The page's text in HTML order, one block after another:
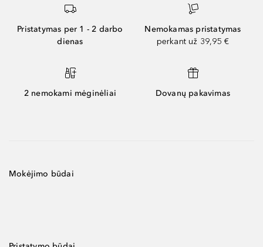
Pristatymas per 1 - 2 darbo
dienas
Nemokamas pristatymas
perkant už 39,95 €
2 nemokami mėginėliai Dovanų pakavimas
Mokėjimo būdai